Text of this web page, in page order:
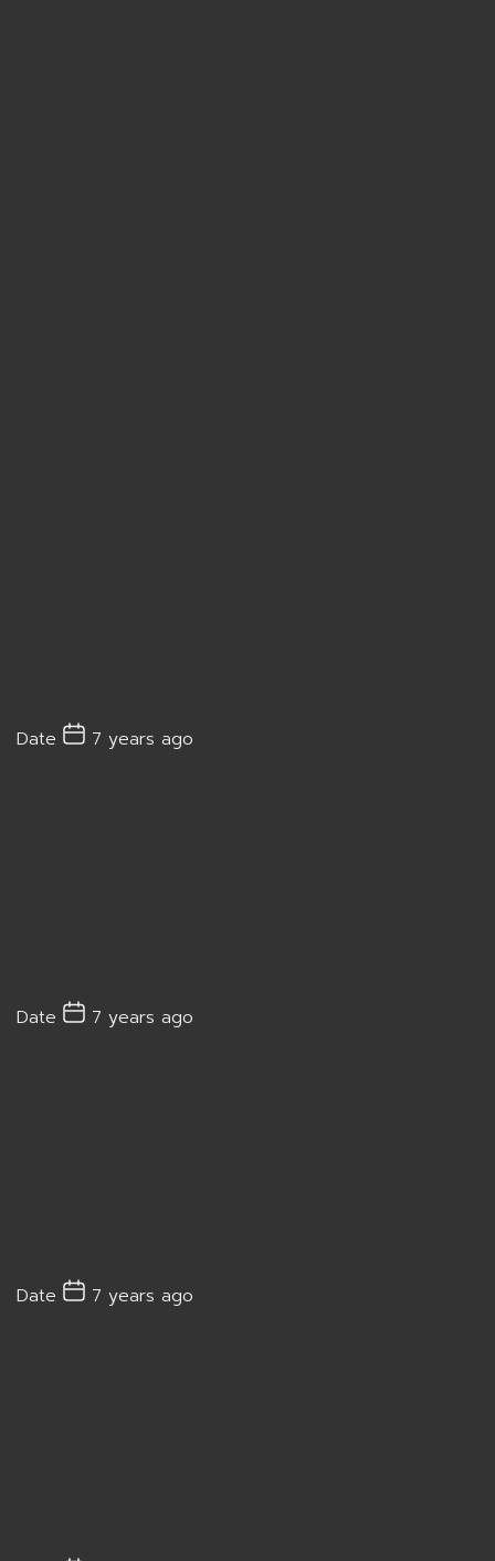
Date 7 years ago
Date 7 years ago
Date 7 years ago